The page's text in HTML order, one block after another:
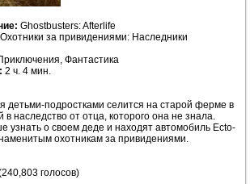
Ghostbusters: Afterlife
Охотники за привидениями: Наследники
Фантастика
2 ч. 4 мин.
детьми-подростками селится на старой ферме в
наследство от отца, которого она не знала.
узнать о своем деде и находят автомобиль Ecto-
охотникам за привидениями.
голосов)